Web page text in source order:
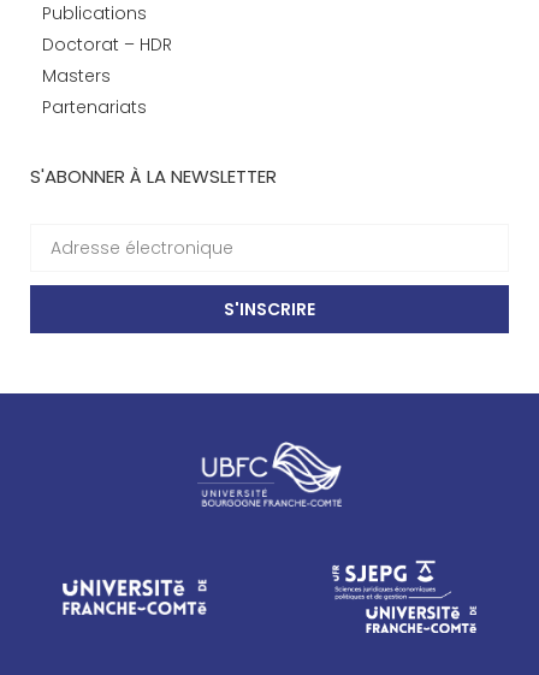
Publications
Doctorat – HDR
Masters
Partenariats
S'ABONNER À LA NEWSLETTER
S'INSCRIRE